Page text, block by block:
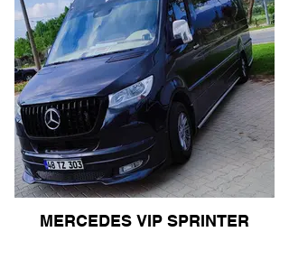
MERCEDES VIP SPRINTER